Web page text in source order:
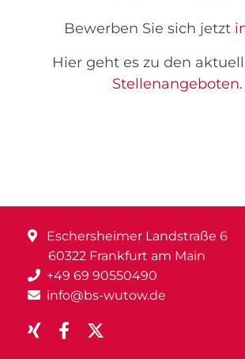
Bewerben Sie sich jetzt
Hier geht es zu den aktuell
Stellenangeboten.
Eschersheimer Landstraße 6
60322 Frankfurt am Main
+49 69 90550490
info@bs-wutow.de